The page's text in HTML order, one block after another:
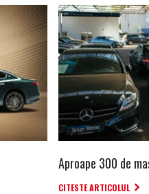
Aproape 300 de
CITESTE ARTICOLUL